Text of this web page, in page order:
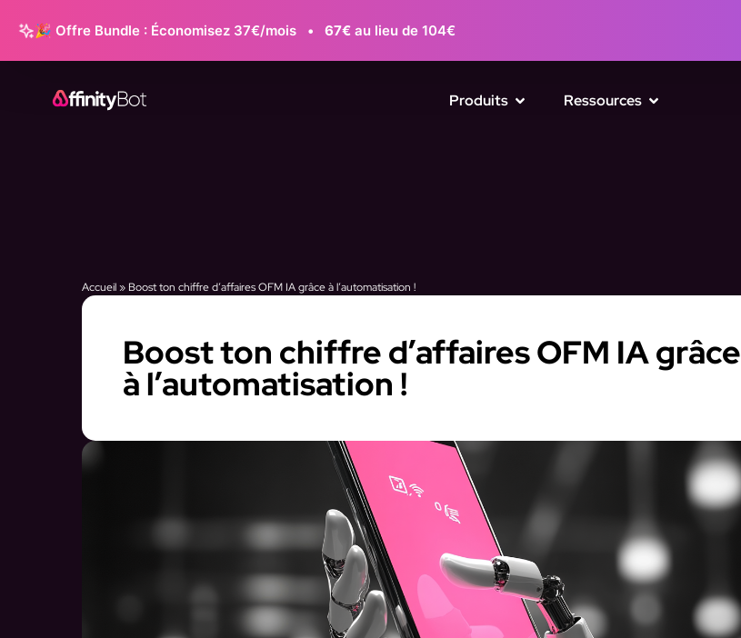
Produits Ressources
🎉 Offre Bundle : Économisez 37€/mois • 67€ au lieu de 104€
Accueil» Boost ton chiffre d’affaires OFM IA grâce à l’automatisation !
Boost ton chiffre d’affaires OFM IA grâce
à l’automatisation !